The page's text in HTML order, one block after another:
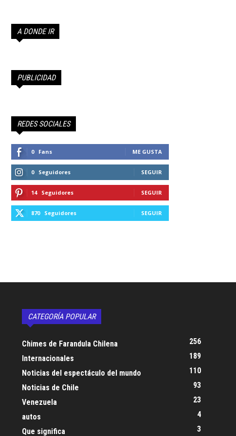
A DONDE IR
PUBLICIDAD
REDES SOCIALES
0 Fans ME GUSTA
0 Seguidores SEGUIR
14 Seguidores SEGUIR
870 Seguidores SEGUIR
CATEGORÍA POPULAR
Chimes de Farandula Chilena
256
Internacionales
189
Noticias del espectáculo del mundo
110
Noticias de Chile
93
Venezuela
23
autos
4
Que significa
3